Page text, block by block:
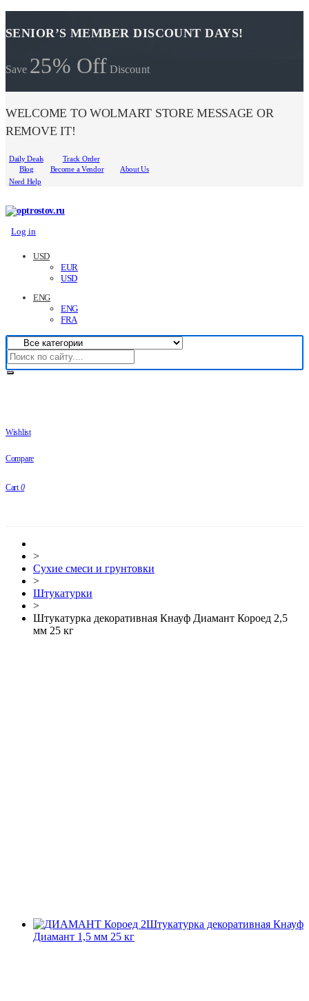
SENIOR’S MEMBER DISCOUNT DAYS!
Save 25% Off Discount
WELCOME TO WOLMART STORE MESSAGE OR
REMOVE IT!
Daily Deals
Track Order
Blog
Become a Vendor
About Us
Need Help
Log in
USD
EUR
USD
ENG
ENG
FRA
Wishlist
Compare
Cart 0
>
Сухие смеси и грунтовки
>
Штукатурки
>
Штукатурка декоративная Кнауф Диамант Короед 2,5
мм 25 кг
Штукатурка декоративная Кнауф
Диамант 1,5 мм 25 кг